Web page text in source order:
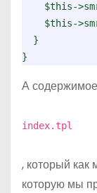
$this-
$this-
  }
}
А
index.tpl
, который
которую мы